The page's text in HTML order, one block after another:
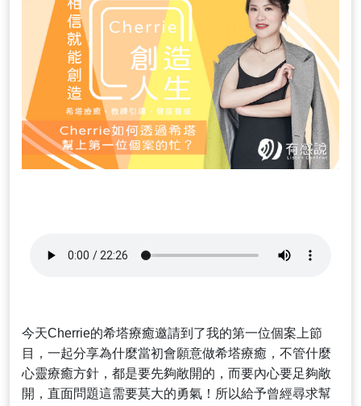
今天Cherrie的希塔療癒邀請到了我的第一位個案上節
目，一起分享為什麼當初會願意做希塔療癒，不管什麼
心靈療癒方針，都是要先夠敞開的，而要內心要足夠敞
開，直面問題這需要莫大的勇氣！所以給予曾經尋求幫